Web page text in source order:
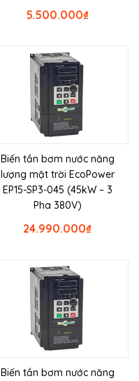
₫
5.500.000
Biến tần bơm nước năng
lượng mặt trời EcoPower
EP15-SP3-045 (45kW – 3
Pha 380V)
₫
24.990.000
Biến tần bơm nước năng